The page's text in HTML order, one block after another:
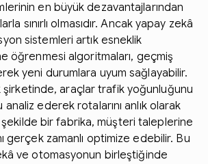
en büyük dezavantajlarından
sınırlı olmasıdır. Ancak yapay zekâ
sistemleri artık esneklik
öğrenmesi algoritmaları, geçmiş
yeni durumlara uyum sağlayabilir.
araçlar trafik yoğunluğunu
ederek rotalarını anlık olarak
şekilde bir fabrika, müşteri taleplerine
gerçek zamanlı optimize edebilir. Bu
ve otomasyonun birleştiğinde